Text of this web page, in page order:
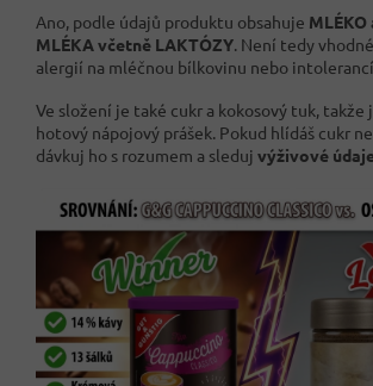
Ano, podle údajů produktu obsahuje
MLÉKA včetně LAKTÓZY. Není tedy
alergií na mléčnou bílkovinu nebo
Ve složení je také cukr a kokosový tuk, takže
hotový nápojový prášek. Pokud hlídáš cukr
dávkuj ho s rozumem a sleduj výživové